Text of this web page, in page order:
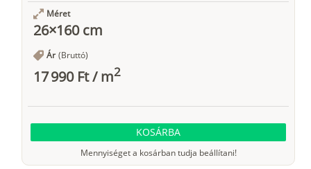
Méret
26×160 cm
Ár (Bruttó)
17 990 Ft/m2
KOSÁRBA
Mennyiséget a kosárban tudja beállítani!